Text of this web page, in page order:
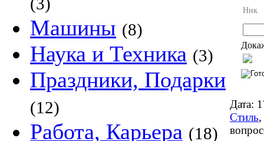
Машины (8)
Наука и Техника (3)
Праздники, Подарки
(12)
Работа, Карьера (18)
Ник
Дата:
Стиль